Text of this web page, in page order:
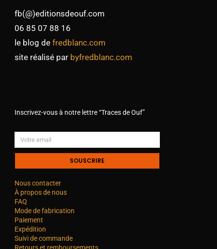
fb(@)editionsdeouf.com
06 85 07 88 16
le blog de fredblanc.com
site réalisé par byfredblanc.com
Inscrivez-vous à notre lettre “Traces de Ouf”
SOUSCRIRE
Nous contacter
À propos de nous
FAQ
Mode de fabrication
Paiement
Expédition
Suivi de commande